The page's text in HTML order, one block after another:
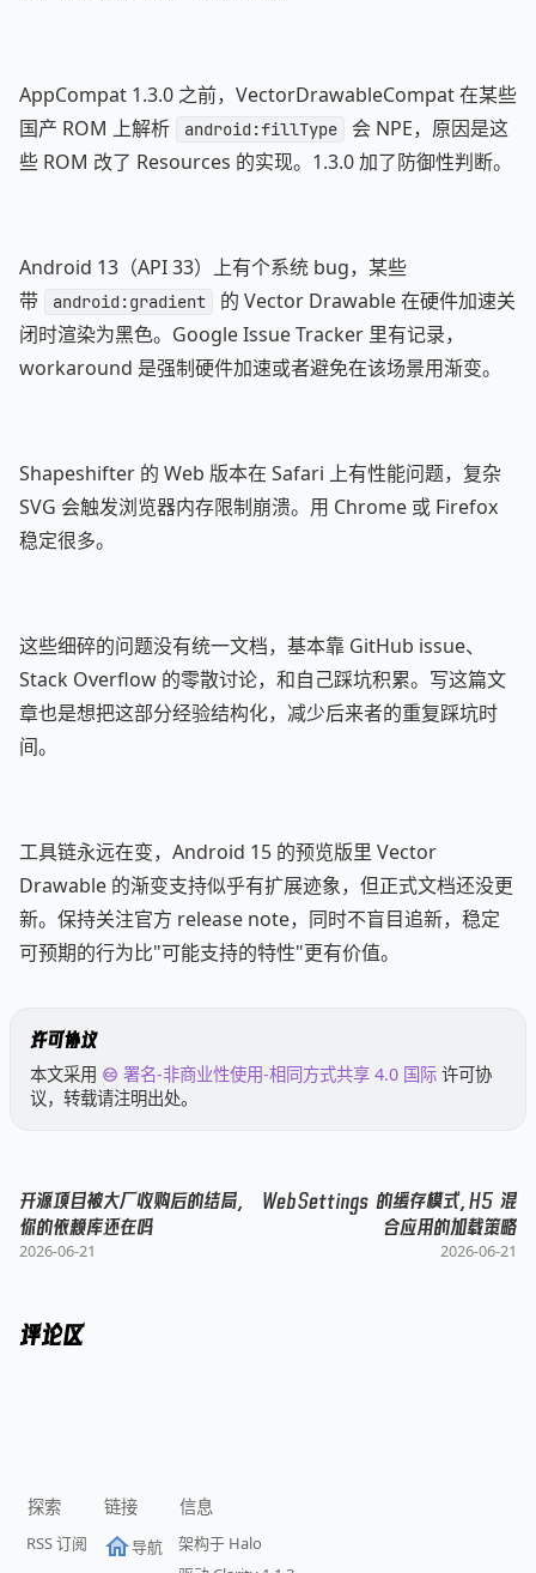
AppCompat 1.3.0 之前，VectorDrawableCompat 在某些
国产 ROM 上解析
android:fillType
会 NPE，原因是这
些 ROM 改了 Resources 的实现。1.3.0 加了防御性判断。
Android 13（API 33）上有个系统 bug，某些
带
android:gradient
的 Vector Drawable 在硬件加速关
闭时渲染为黑色。Google Issue Tracker 里有记录，
workaround 是强制硬件加速或者避免在该场景用渐变。
Shapeshifter 的 Web 版本在 Safari 上有性能问题，复杂
SVG 会触发浏览器内存限制崩溃。用 Chrome 或 Firefox
稳定很多。
这些细碎的问题没有统一文档，基本靠 GitHub issue、
Stack Overflow 的零散讨论，和自己踩坑积累。写这篇文
章也是想把这部分经验结构化，减少后来者的重复踩坑时
间。
工具链永远在变，Android 15 的预览版里 Vector
Drawable 的渐变支持似乎有扩展迹象，但正式文档还没更
新。保持关注官方 release note，同时不盲目追新，稳定
可预期的行为比"可能支持的特性"更有价值。
许可协议
本文采用 署名-非商业性使用-相同方式共享 4.0 国际 许可协
议，转载请注明出处。
开源项目被大厂收购后的结局，
你的依赖库还在吗
2026-06-21
WebSettings 的缓存模式，H5 混
合应用的加载策略
2026-06-21
评论区
探索
RSS 订阅
链接
导航
信息
架构于 Halo